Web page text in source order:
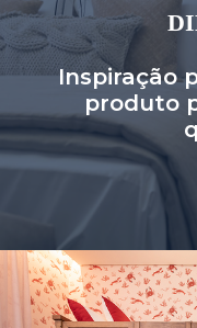
Inspiração
produto